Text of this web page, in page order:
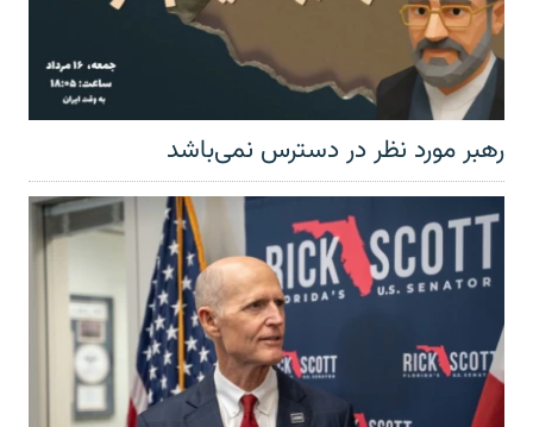
رهبر مورد نظر در دسترس نمی‌باشد